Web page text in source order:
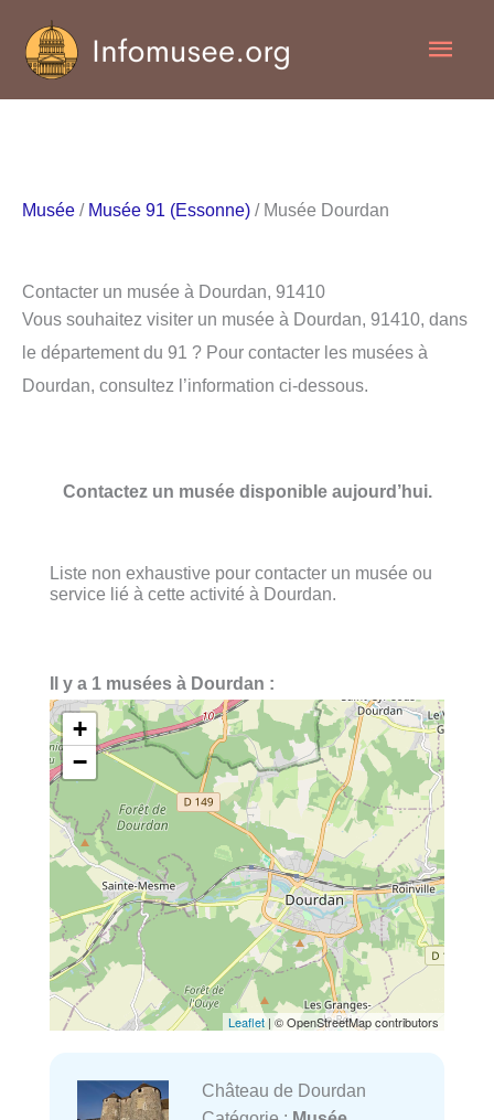
contenu
Musée / Musée 91 (Essonne) / Musée Dourdan
Contacter un musée à Dourdan, 91410
Vous souhaitez visiter un musée à Dourdan, 91410, dans
le département du 91 ? Pour contacter les musées à
Dourdan, consultez l’information ci-dessous.
Contactez un musée disponible aujourd’hui.
Liste non exhaustive pour contacter un musée ou
service lié à cette activité à Dourdan.
Il y a 1 musées à Dourdan :
+
−
Leaflet | © OpenStreetMap contributors
Château de Dourdan